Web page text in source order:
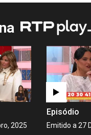
2025
Episódio
Emitido a 27